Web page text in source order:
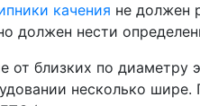
качения не должен
должен нести
от близких по диаметру
несколько шире.